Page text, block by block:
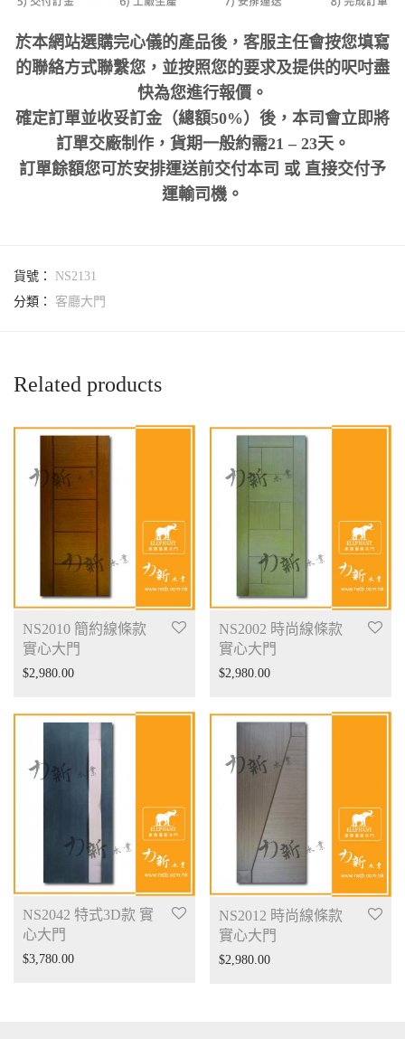
於本網站選購完心儀的產品後，客服主任會按您填寫
的聯絡方式聯繫您，並按照您的要求及提供的呎吋盡
快為您進行報價。
確定訂單並收妥訂金（總額50%）後，本司會立即將
訂單交廠制作，貨期一般約需21 – 23天。
訂單餘額您可於安排運送前交付本司 或 直接交付予
運輸司機。
貨號： NS2131
分類： 客廳大門
Related products
NS2010 簡約線條款
實心大門
$2,980.00
NS2002 時尚線條款
實心大門
$2,980.00
NS2042 特式3D款 實
心大門
$3,780.00
NS2012 時尚線條款
實心大門
$2,980.00